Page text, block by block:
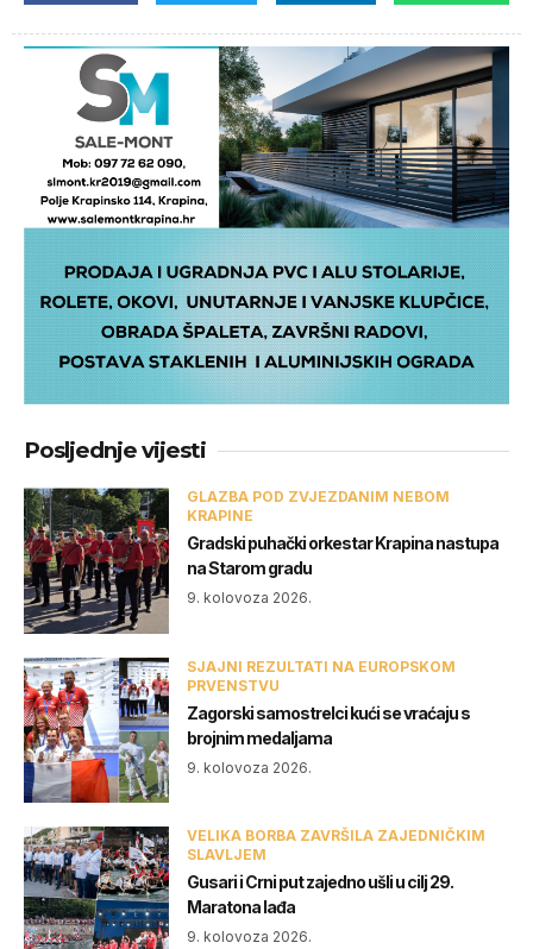
Posljednje vijesti
GLAZBA POD ZVJEZDANIM NEBOM
KRAPINE
Gradski puhački orkestar Krapina nastupa
na Starom gradu
9. kolovoza 2026.
SJAJNI REZULTATI NA EUROPSKOM
PRVENSTVU
Zagorski samostrelci kući se vraćaju s
brojnim medaljama
9. kolovoza 2026.
VELIKA BORBA ZAVRŠILA ZAJEDNIČKIM
SLAVLJEM
Gusari i Crni put zajedno ušli u cilj 29.
Maratona lađa
9. kolovoza 2026.